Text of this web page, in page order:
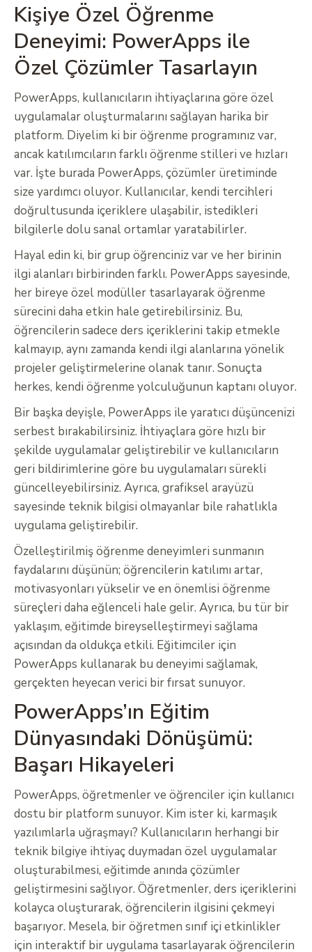
Kişiye Özel Öğrenme
Deneyimi: PowerApps ile
Özel Çözümler Tasarlayın
PowerApps, kullanıcıların ihtiyaçlarına göre özel
uygulamalar oluşturmalarını sağlayan harika bir
platform. Diyelim ki bir öğrenme programınız var,
ancak katılımcıların farklı öğrenme stilleri ve hızları
var. İşte burada PowerApps, çözümler üretiminde
size yardımcı oluyor. Kullanıcılar, kendi tercihleri
doğrultusunda içeriklere ulaşabilir, istedikleri
bilgilerle dolu sanal ortamlar yaratabilirler.
Hayal edin ki, bir grup öğrenciniz var ve her birinin
ilgi alanları birbirinden farklı. PowerApps sayesinde,
her bireye özel modüller tasarlayarak öğrenme
sürecini daha etkin hale getirebilirsiniz. Bu,
öğrencilerin sadece ders içeriklerini takip etmekle
kalmayıp, aynı zamanda kendi ilgi alanlarına yönelik
projeler geliştirmelerine olanak tanır. Sonuçta
herkes, kendi öğrenme yolculuğunun kaptanı oluyor.
Bir başka deyişle, PowerApps ile yaratıcı düşüncenizi
serbest bırakabilirsiniz. İhtiyaçlara göre hızlı bir
şekilde uygulamalar geliştirebilir ve kullanıcıların
geri bildirimlerine göre bu uygulamaları sürekli
güncelleyebilirsiniz. Ayrıca, grafiksel arayüzü
sayesinde teknik bilgisi olmayanlar bile rahatlıkla
uygulama geliştirebilir.
Özelleştirilmiş öğrenme deneyimleri sunmanın
faydalarını düşünün; öğrencilerin katılımı artar,
motivasyonları yükselir ve en önemlisi öğrenme
süreçleri daha eğlenceli hale gelir. Ayrıca, bu tür bir
yaklaşım, eğitimde bireyselleştirmeyi sağlama
açısından da oldukça etkili. Eğitimciler için
PowerApps kullanarak bu deneyimi sağlamak,
gerçekten heyecan verici bir fırsat sunuyor.
PowerApps’ın Eğitim
Dünyasındaki Dönüşümü:
Başarı Hikayeleri
PowerApps, öğretmenler ve öğrenciler için kullanıcı
dostu bir platform sunuyor. Kim ister ki, karmaşık
yazılımlarla uğraşmayı? Kullanıcıların herhangi bir
teknik bilgiye ihtiyaç duymadan özel uygulamalar
oluşturabilmesi, eğitimde anında çözümler
geliştirmesini sağlıyor. Öğretmenler, ders içeriklerini
kolayca oluşturarak, öğrencilerin ilgisini çekmeyi
başarıyor. Mesela, bir öğretmen sınıf içi etkinlikler
için interaktif bir uygulama tasarlayarak öğrencilerin